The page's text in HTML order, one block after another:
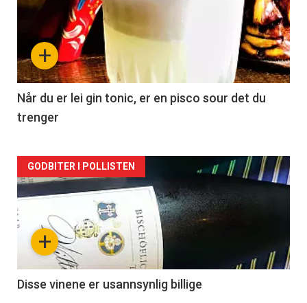
akkurat
nå
-
2
+
Når du er lei gin tonic, er en pisco sour det du
trenger
Forsiden
akkurat
nå
3
+
GODBITER I POLLISTEN
Disse vinene er usannsynlig billige